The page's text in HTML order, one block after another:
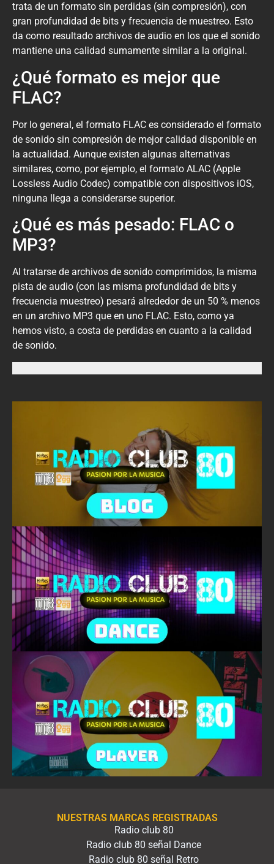
trata de un formato sin perdidas (sin compresión), con
gran profundidad de bits y frecuencia de muestreo. Esto
da como resultado archivos de audio en los que el sonido
mantiene una calidad sumamente similar a la original.
¿Qué formato es mejor que
FLAC?
Por lo general, el formato FLAC es considerado el formato
de sonido sin compresión de mejor calidad disponible en
la actualidad. Aunque existen algunas alternativas
similares, como, por ejemplo, el formato ALAC (Apple
Lossless Audio Codec) compatible con dispositivos iOS,
ninguna llega a considerarse superior.
¿Qué es más pesado: FLAC o
MP3?
Al tratarse de archivos de sonido comprimidos, la misma
pista de audio (con las misma profundidad de bits y
frecuencia muestreo) pesará alrededor de un 50 % menos
en un archivo MP3 que en uno FLAC. Esto, como ya
hemos visto, a costa de perdidas en cuanto a la calidad
de sonido.
NUESTRAS MARCAS REGISTRADAS
Radio club 80
Radio club 80 señal Dance
Radio club 80 señal Retro